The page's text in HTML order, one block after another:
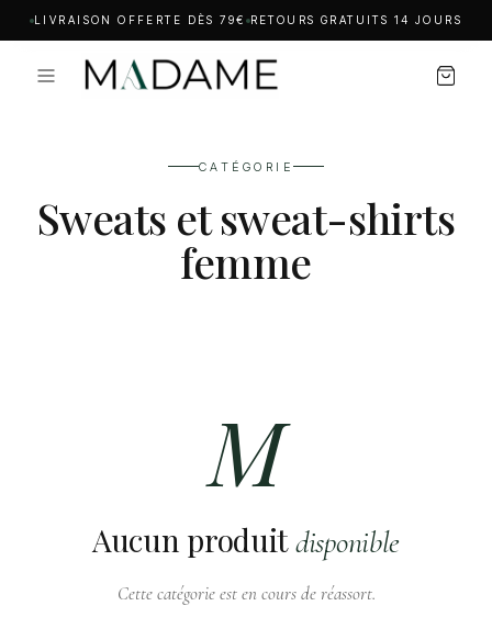
LIVRAISON OFFERTE DÈS 79€ RETOURS GRATUITS 14 JOURS
CATÉGORIE
Sweats et sweat-shirts
femme
M
Aucun produitdisponible
Cette catégorie est en cours de réassort.